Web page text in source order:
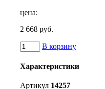
цена:
2 668 руб.
В корзину
Характеристики
Артикул 14257